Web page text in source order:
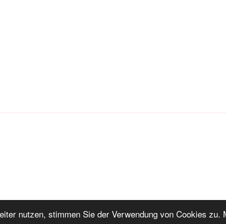
Stolz präsentiert von WordPress
nutzen, stimmen Sie der Verwendung von Cookies